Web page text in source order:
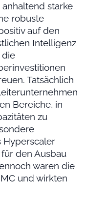
starke
robuste
auf den
Intelligenz
die
Tatsächlich
Bereiche, in
zu
Hyperscaler
den Ausbau
waren die
und wirkten